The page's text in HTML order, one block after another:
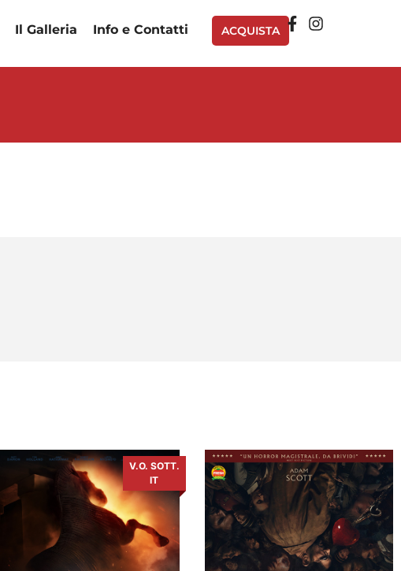
Il Galleria Info e Contatti ACQUISTA
V.O. SOTT.
IT